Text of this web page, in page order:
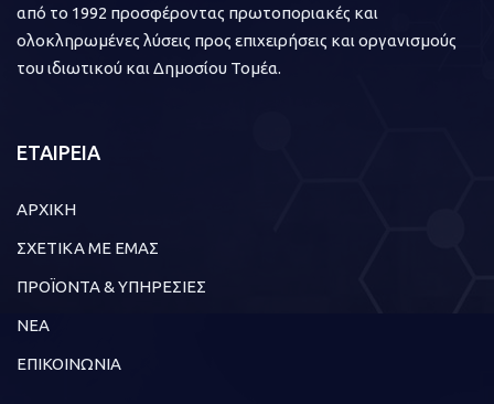
από το 1992 προσφέροντας πρωτοποριακές και
ολοκληρωμένες λύσεις προς επιχειρήσεις και οργανισμούς
του ιδιωτικού και Δημοσίου Τομέα.
ΕΤΑΙΡΕΙΑ
ΑΡΧΙΚΗ
ΣΧΕΤΙΚΑ ΜΕ ΕΜΑΣ
ΠΡΟΪΟΝΤΑ & ΥΠΗΡΕΣΙΕΣ
ΝΕΑ
ΕΠΙΚΟΙΝΩΝΙΑ